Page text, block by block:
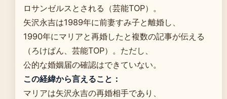
ロサンゼルスとされる（芸能TOP）。
矢沢永吉は1989年に前妻すみ子と離婚し、
1990年にマリアと再婚したと複数の記事が伝える
（ろけぱん、芸能TOP）。ただし、
公的な婚姻届の確認はできていない。
この経緯から言えること：
マリアは矢沢永吉の再婚相手であり、